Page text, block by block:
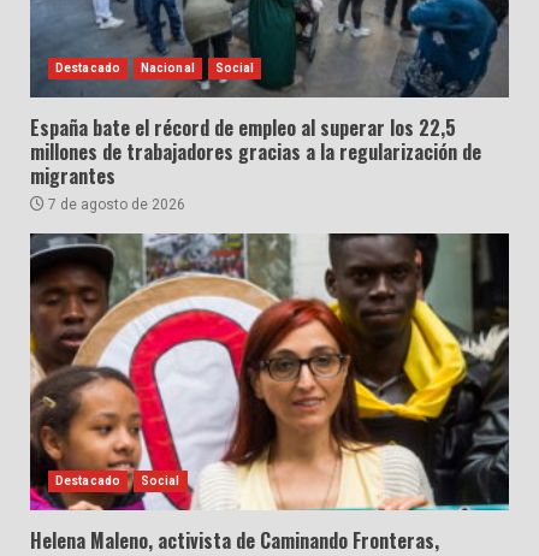
Destacado Nacional Social
España bate el récord de empleo al superar los 22,5
millones de trabajadores gracias a la regularización de
migrantes
7 de agosto de 2026
Destacado Social
Helena Maleno, activista de Caminando Fronteras,